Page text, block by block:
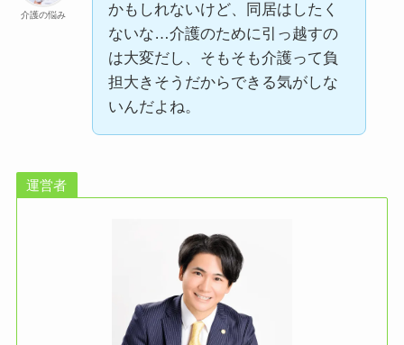
介護の悩み
かもしれないけど、同居はしたく
ないな…介護のために引っ越すの
は大変だし、そもそも介護って負
担大きそうだからできる気がしな
いんだよね。
運営者